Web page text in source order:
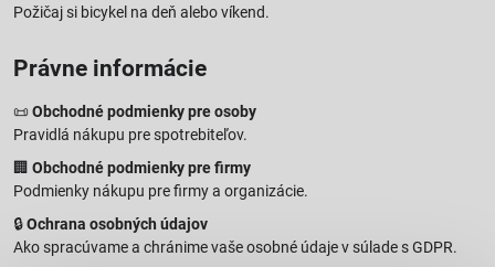
Požičaj si bicykel na deň alebo víkend.
Právne informácie
📜 Obchodné podmienky pre osoby
Pravidlá nákupu pre spotrebiteľov.
🏢 Obchodné podmienky pre firmy
Podmienky nákupu pre firmy a organizácie.
🔒Ochrana osobných údajov
Ako spracúvame a chránime vaše osobné údaje v súlade s GDPR.